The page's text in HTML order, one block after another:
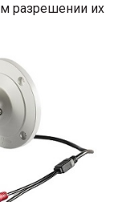
разрешении их